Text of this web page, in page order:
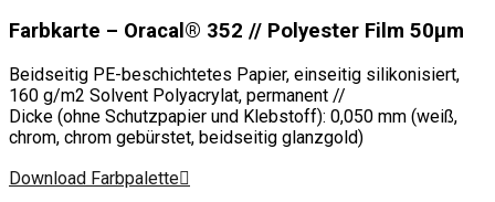
Farbkarte – Oracal® 352 // Polyester Film 50μm
Beidseitig PE-beschichtetes Papier, einseitig silikonisiert,
160 g/m2 Solvent Polyacrylat, permanent //
Dicke (ohne Schutzpapier und Klebstoff): 0,050 mm (weiß,
chrom, chrom gebürstet, beidseitig glanzgold)
Download Farbpalette